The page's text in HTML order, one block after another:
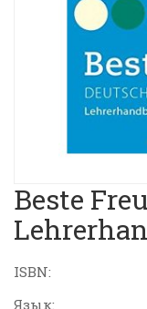
Beste
ISBN:
Язык: